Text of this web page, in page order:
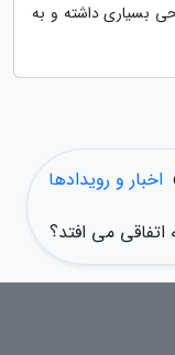
بسیاری داشته و به
اخبار و رویدادها
می افتد؟